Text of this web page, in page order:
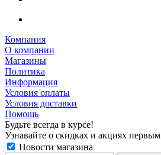
Компания
О компании
Магазины
Политика
Информация
Условия оплаты
Условия доставки
Помощь
Будьте всегда в курсе!
Узнавайте о скидках и акциях первым
Новости магазина